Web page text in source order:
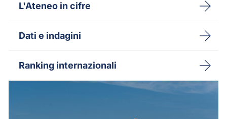
L'Ateneo in cifre
Dati e indagini
Ranking internazionali